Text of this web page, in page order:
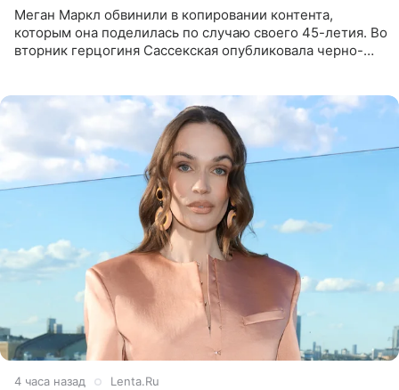
Меган Маркл обвинили в копировании контента,
которым она поделилась по случаю своего 45-летия. Во
вторник герцогиня Сассекская опубликовала черно-
4 часа назад Lenta.Ru